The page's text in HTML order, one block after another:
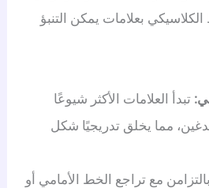
بعلامات يمكن التنبؤ
تبدأ العلامات الأكثر شيوعًا
مما يخلق تدريجيًا شكل
مع تراجع الخط الأمامي أو